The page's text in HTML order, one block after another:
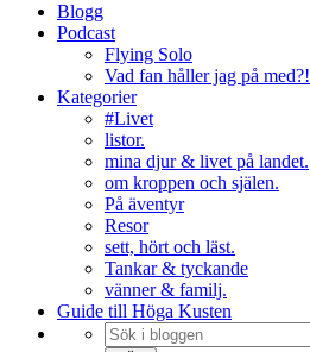
Blogg
Podcast
Flying Solo
Vad fan håller jag på med?!
Kategorier
#Livet
listor.
mina djur & livet på landet.
om kroppen och själen.
På äventyr
Resor
sett, hört och läst.
Tankar & tyckande
vänner & familj.
Guide till Höga Kusten